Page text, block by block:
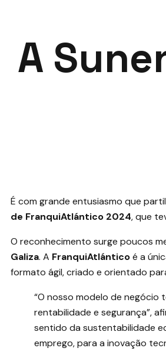
A
É com grande entusiasmo que
de FranquiAtlántico 2024, que
O reconhecimento surge poucos
Galiza. A FranquiAtlánticoé a
formato ágil, criado e orientado
“O nosso modelo de negócio
rentabilidade e segurança”,
sentido da sustentabilidade
emprego, para a inovação